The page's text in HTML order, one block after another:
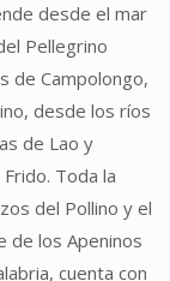
desde el mar
Pellegrino
de Campolongo,
desde los ríos
de Lao y
Toda la
del Pollino y el
de los Apeninos
cuenta con